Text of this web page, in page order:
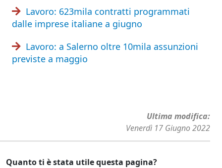
Lavoro: 623mila contratti programmati
dalle imprese italiane a giugno
Lavoro: a Salerno oltre 10mila assunzioni
previste a maggio
Ultima modifica
Venerdì 17 Giugno 2022
Quanto ti è stata utile questa pagina?